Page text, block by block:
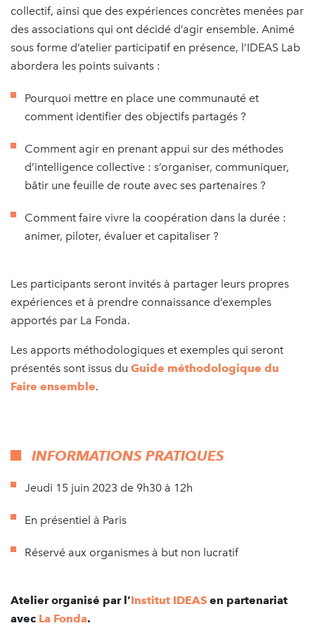
collectif, ainsi que des expériences concrètes menées par
des associations qui ont décidé d’agir ensemble. Animé
sous forme d’atelier participatif en présence, l’IDEAS Lab
abordera les points suivants :
Pourquoi mettre en place une communauté et
comment identifier des objectifs partagés ?
Comment agir en prenant appui sur des méthodes
d’intelligence collective : s’organiser, communiquer,
bâtir une feuille de route avec ses partenaires ?
Comment faire vivre la coopération dans la durée :
animer, piloter, évaluer et capitaliser ?
Les participants seront invités à partager leurs propres
expériences et à prendre connaissance d’exemples
apportés par La Fonda.
Les apports méthodologiques et exemples qui seront
présentés sont issus du Guide méthodologique du
Faire ensemble.
INFORMATIONS PRATIQUES
Jeudi 15 juin 2023 de 9h30 à 12h
En présentiel à Paris
Réservé aux organismes à but non lucratif
Atelier organisé par l’Institut IDEAS en partenariat
avec La Fonda.